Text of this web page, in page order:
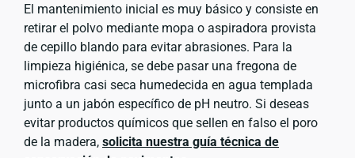
El mantenimiento inicial es muy básico y consiste en
retirar el polvo mediante mopa o aspiradora provista
de cepillo blando para evitar abrasiones. Para la
limpieza higiénica, se debe pasar una fregona de
microfibra casi seca humedecida en agua templada
junto a un jabón específico de pH neutro. Si deseas
evitar productos químicos que sellen en falso el poro
de la madera, solicita nuestra guía técnica de